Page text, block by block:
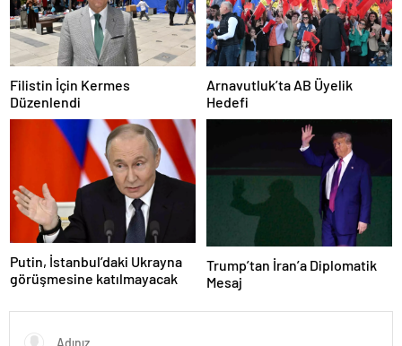
Filistin İçin Kermes
Düzenlendi
Arnavutluk’ta AB Üyelik
Hedefi
Putin, İstanbul’daki Ukrayna
görüşmesine katılmayacak
Trump’tan İran’a Diplomatik
Mesaj